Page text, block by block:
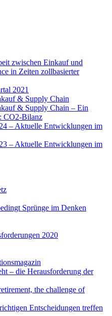
zwischen Einkauf und
in Zeiten zollbasierter
2021
& Supply Chain
& Supply Chain – Ein
CO2-Bilanz
– Aktuelle Entwicklungen im
– Aktuelle Entwicklungen im
Sprünge im Denken
2020
– die Herausforderung der
the challenge of
Entscheidungen treffen